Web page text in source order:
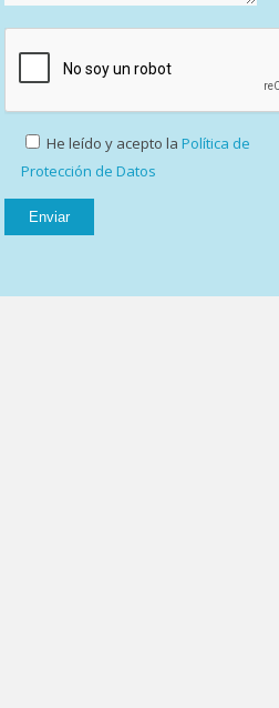
He leído y acepto la Política de
Protección de Datos